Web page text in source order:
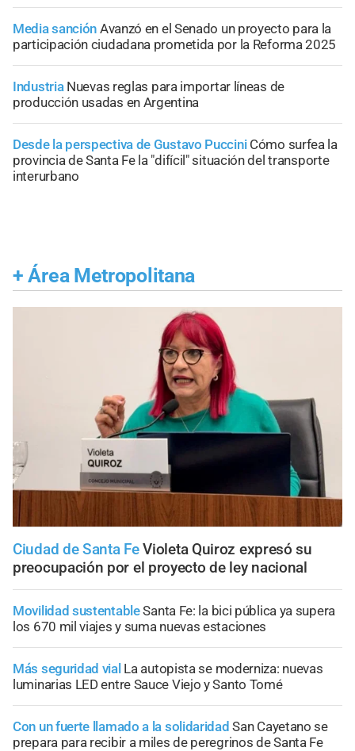
Media sanción Avanzó en el Senado un proyecto para la
participación ciudadana prometida por la Reforma 2025
Industria Nuevas reglas para importar líneas de
producción usadas en Argentina
Desde la perspectiva de Gustavo Puccini Cómo surfea la
provincia de Santa Fe la "difícil" situación del transporte
interurbano
+ Área Metropolitana
Ciudad de Santa Fe Violeta Quiroz expresó su
preocupación por el proyecto de ley nacional
Movilidad sustentableSanta Fe: la bici pública ya supera
los 670 mil viajes y suma nuevas estaciones
Más seguridad vial La autopista se moderniza: nuevas
luminarias LED entre Sauce Viejo y Santo Tomé
Con un fuerte llamado a la solidaridad San Cayetano se
prepara para recibir a miles de peregrinos de Santa Fe